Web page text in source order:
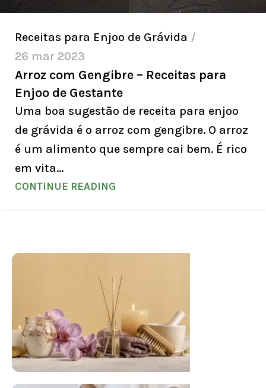
Receitas para Enjoo de Grávida
26 mar 2023
Arroz com Gengibre – Receitas para
Enjoo de Gestante
Uma boa sugestão de receita para enjoo
de grávida é o arroz com gengibre. O arroz
é um alimento que sempre cai bem. É rico
em vita...
CONTINUE READING